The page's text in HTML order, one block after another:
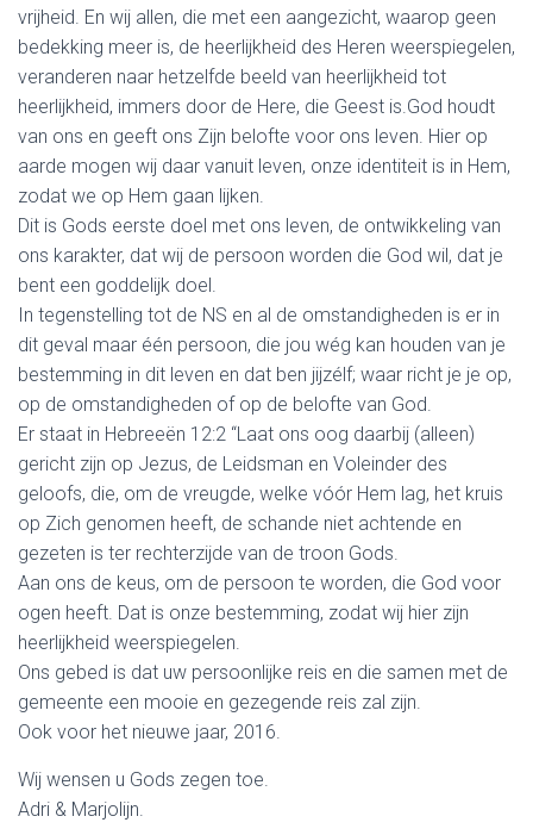
vrijheid. En wij allen, die met een aangezicht, waarop geen
bedekking meer is, de heerlijkheid des Heren weerspiegelen,
veranderen naar hetzelfde beeld van heerlijkheid tot
heerlijkheid, immers door de Here, die Geest is.God houdt
van ons en geeft ons Zijn belofte voor ons leven. Hier op
aarde mogen wij daar vanuit leven, onze identiteit is in Hem,
zodat we op Hem gaan lijken.
Dit is Gods eerste doel met ons leven, de ontwikkeling van
ons karakter, dat wij de persoon worden die God wil, dat je
bent een goddelijk doel.
In tegenstelling tot de NS en al de omstandigheden is er in
dit geval maar één persoon, die jou wég kan houden van je
bestemming in dit leven en dat ben jijzélf; waar richt je je op,
op de omstandigheden of op de belofte van God.
Er staat in Hebreeën 12:2 “Laat ons oog daarbij (alleen)
gericht zijn op Jezus, de Leidsman en Voleinder des
geloofs, die, om de vreugde, welke vóór Hem lag, het kruis
op Zich genomen heeft, de schande niet achtende en
gezeten is ter rechterzijde van de troon Gods.
Aan ons de keus, om de persoon te worden, die God voor
ogen heeft. Dat is onze bestemming, zodat wij hier zijn
heerlijkheid weerspiegelen.
Ons gebed is dat uw persoonlijke reis en die samen met de
gemeente een mooie en gezegende reis zal zijn.
Ook voor het nieuwe jaar, 2016.
Wij wensen u Gods zegen toe.
Adri & Marjolijn.